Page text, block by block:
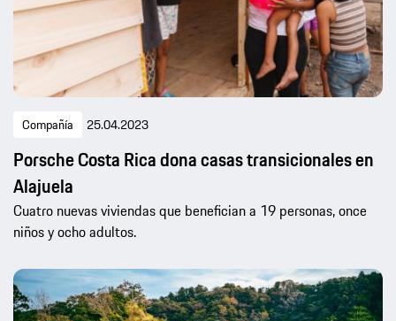
Compañía 25.04.2023
Porsche Costa Rica dona casas transicionales en
Alajuela
Cuatro nuevas viviendas que benefician a 19 personas, once
niños y ocho adultos.